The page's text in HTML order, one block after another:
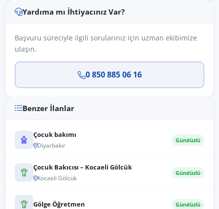
Yardıma mı İhtiyacınız Var?
Başvuru süreciyle ilgili sorularınız için uzman ekibimize
ulaşın.
0 850 885 06 16
Benzer İlanlar
Çocuk bakımı
Diyarbakır
Gündüzlü
Çocuk Bakıcısı – Kocaeli Gölcük
Kocaeli Gölcük
Gündüzlü
Gölge Öğretmen Gündüzlü